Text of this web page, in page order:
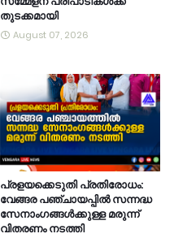
തുടക്കമായി
August 07, 2026
പ്രളയക്കെടുതി പ്രതിരോധം:
വേങ്ങര പഞ്ചായപ്പിൽ സന്നദ്ധ
സേനാംഗങ്ങൾക്കുള്ള മരുന്ന്
വിതരണം നടത്തി